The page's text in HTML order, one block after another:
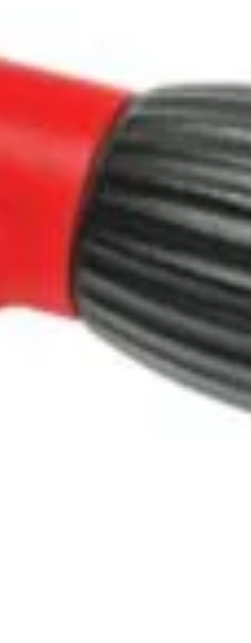
și sustenabilitate
pentru avansați
pentru casă
pentru începători
pentru grădinărit
DIY actuale
pas cu pas
și materiale recomandate